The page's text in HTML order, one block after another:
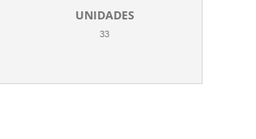
UNIDADES
33